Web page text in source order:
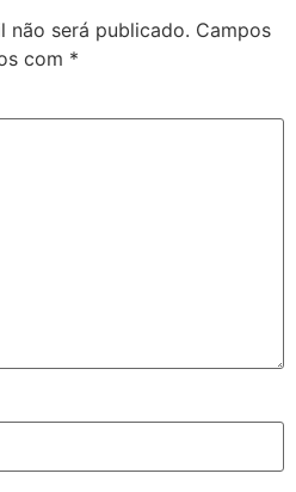
não será publicado. Campos
com *